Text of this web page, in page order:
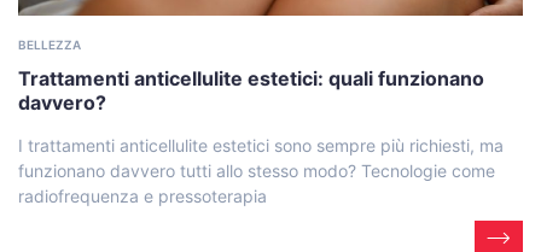
BELLEZZA
Trattamenti anticellulite estetici: quali funzionano
davvero?
I trattamenti anticellulite estetici sono sempre più richiesti, ma
funzionano davvero tutti allo stesso modo? Tecnologie come
radiofrequenza e pressoterapia